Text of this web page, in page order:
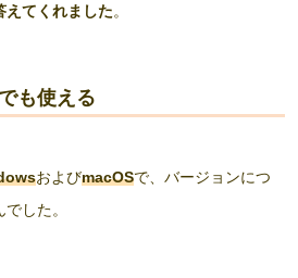
えてくれました。
も使える
およびmacOSで、バージョンにつ
した。